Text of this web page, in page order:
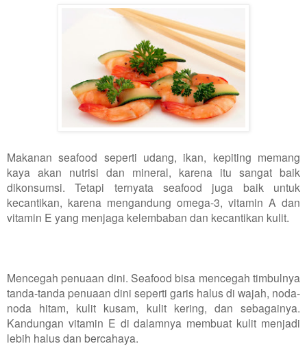
Makanan seafood seperti udang, ikan, kepiting memang
kaya akan nutrisi dan mineral, karena itu sangat baik
dikonsumsi. Tetapi ternyata seafood juga baik untuk
kecantikan, karena mengandung omega-3, vitamin A dan
vitamin E yang menjaga kelembaban dan kecantikan kulit.
Mencegah penuaan dini. Seafood bisa mencegah timbulnya
tanda-tanda penuaan dini seperti garis halus di wajah, noda-
noda hitam, kulit kusam, kulit kering, dan sebagainya.
Kandungan vitamin E di dalamnya membuat kulit menjadi
lebih halus dan bercahaya.